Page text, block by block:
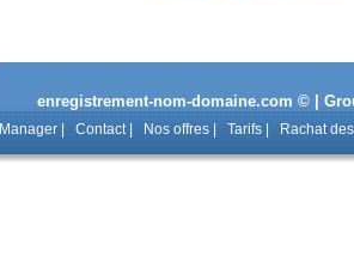
enregistrement-nom-domaine.com © |
Manager Contact| Nos offres Tarifs Rachat